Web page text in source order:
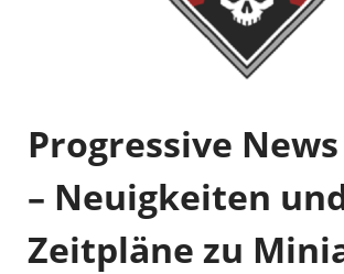
Progressive
– Neuigkeiten
Zeitpläne zu